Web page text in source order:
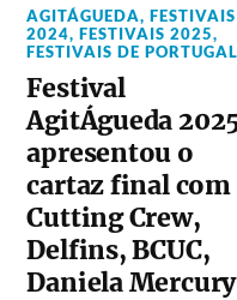
AGITÁGUEDA,FESTIVAIS
2024,FESTIVAIS 2025,
FESTIVAIS DE PORTUGAL
Festival
AgitÁgueda
apresentou o
cartaz final com
Cutting Crew,
Delfins, BCUC,
Daniela Mercury